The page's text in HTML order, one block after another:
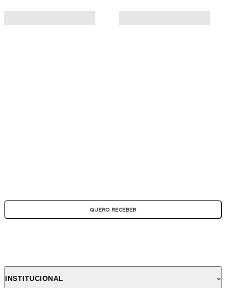
QUERO RECEBER
INSTITUCIONAL